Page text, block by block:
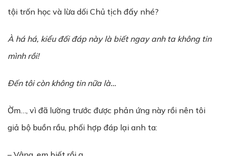
tội trốn học và lừa dối Chủ tịch đấy nhé?
À há há, kiểu đối đáp này là biết ngay anh ta không tin
mình rồi!
Đến tôi còn không tin nữa là…
Ờm…, vì đã lường trước được phản ứng này rồi nên tôi
giả bộ buồn rầu, phối hợp đáp lại anh ta: